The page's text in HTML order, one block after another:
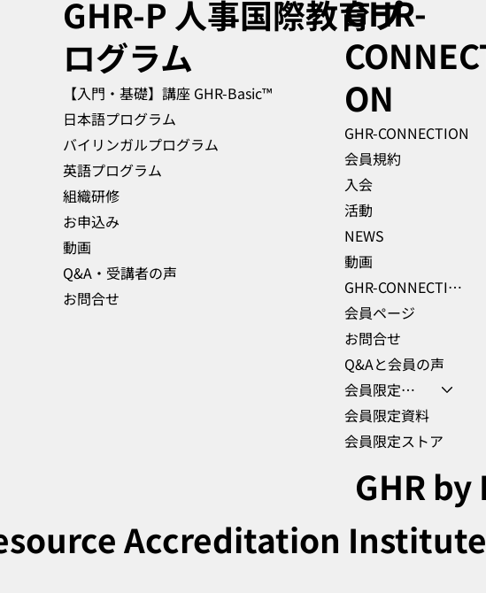
GHR-P 人事国際教育プ
ログラム
【入門・基礎】講座 GHR-Basic™
日本語プログラム
バイリンガルプログラム
英語プログラム
組織研修
お申込み
動画
Q&A・受講者の声
お問合せ
GHR-
ON
GHR-CONNECTION
会員規約
入会
活動
NEWS
動画
GHR-CONNECTION Learning Hub
会員ページ
お問合せ
Q&Aと会員の声
会員限定クーポン
会員限定資料
会員限定ストア
GHR by
Accreditation Institute